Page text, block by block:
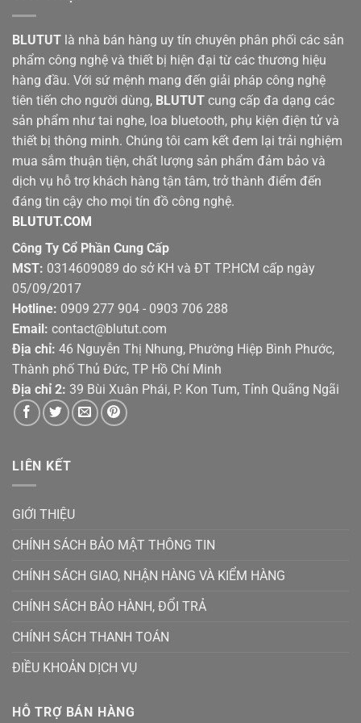
BLUTUT là nhà bán hàng uy tín chuyên phân phối các sản
phẩm công nghệ và thiết bị hiện đại từ các thương hiệu
hàng đầu. Với sứ mệnh mang đến giải pháp công nghệ
tiên tiến cho người dùng, BLUTUT cung cấp đa dạng các
sản phẩm như tai nghe, loa bluetooth, phụ kiện điện tử và
thiết bị thông minh. Chúng tôi cam kết đem lại trải nghiệm
mua sắm thuận tiện, chất lượng sản phẩm đảm bảo và
dịch vụ hỗ trợ khách hàng tận tâm, trở thành điểm đến
đáng tin cậy cho mọi tín đồ công nghệ.
BLUTUT.COM
Công Ty Cổ Phần Cung Cấp
MST: 0314609089 do sở KH và ĐT TP.HCM cấp ngày
05/09/2017
Hotline: 0909 277 904 - 0903 706 288
Email: contact@blutut.com
Địa chỉ: 46 Nguyễn Thị Nhung, Phường Hiệp Bình Phước,
Thành phố Thủ Đức, TP Hồ Chí Minh
Địa chỉ 2: 39 Bùi Xuân Phái, P. Kon Tum, Tỉnh Quãng Ngãi
LIÊN KẾT
GIỚI THIỆU
CHÍNH SÁCH BẢO MẬT THÔNG TIN
CHÍNH SÁCH GIAO, NHẬN HÀNG VÀ KIỂM HÀNG
CHÍNH SÁCH BẢO HÀNH, ĐỔI TRẢ
CHÍNH SÁCH THANH TOÁN
ĐIỀU KHOẢN DỊCH VỤ
HỖ TRỢ BÁN HÀNG